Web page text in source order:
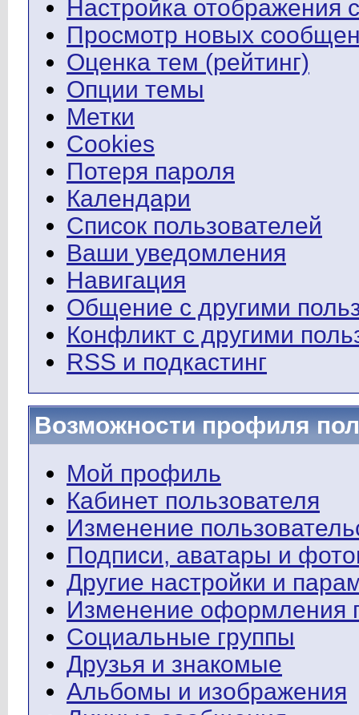
Настройка отображения
Просмотр новых
Оценка тем (рейтинг)
Опции темы
Метки
Cookies
Потеря пароля
Календари
Список пользователей
Ваши уведомления
Навигация
Общение с другими
Конфликт с другими
RSS и подкастинг
Возможности профиля
Мой профиль
Кабинет пользователя
Изменение
Подписи, аватары и
Другие настройки и
Изменение оформления
Социальные группы
Друзья и знакомые
Альбомы и изображения